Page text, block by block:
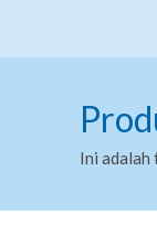
Ini adalah